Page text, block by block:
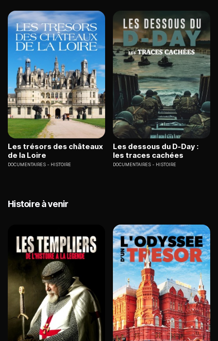
Les trésors des châteaux
de la Loire
DOCUMENTAIRES HISTOIRE
Les dessous du D-Day :
les traces cachées
DOCUMENTAIRES HISTOIRE
Histoire à venir